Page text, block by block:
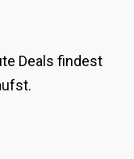
Deals findest